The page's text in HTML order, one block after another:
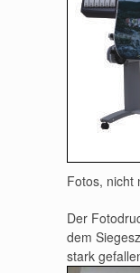
Fotos, nicht
Der
dem
stark